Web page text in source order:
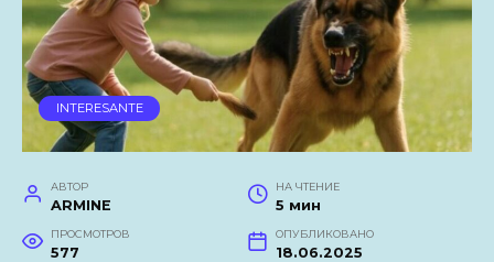
INTERESANTE
АВТОР
ARMINE
НА ЧТЕНИЕ
5 мин
ПРОСМОТРОВ
577
ОПУБЛИКОВАНО
18.06.2025